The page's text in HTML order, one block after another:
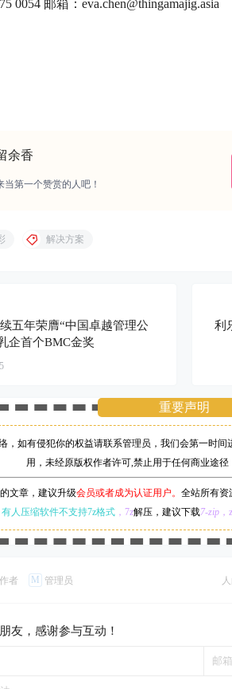
0054 邮箱：eva.chen@thingamajig.asia
余香
第一个赞赏的人吧！
解决方案
五年荣膺“中国卓越管理公
企首个BMC金奖
利
重要声明
，如有侵犯你的权益请联系管理员， 我们会第一时间
用，未经原版权作者许可,禁止用于任何商业途径
的文章，建议升级会员或者成为认证用户。 全站所有资
有人压缩软件不支持7z格式 ，7z解压，建议下载7-zip
者 M 管理员
友，感谢参与互动！